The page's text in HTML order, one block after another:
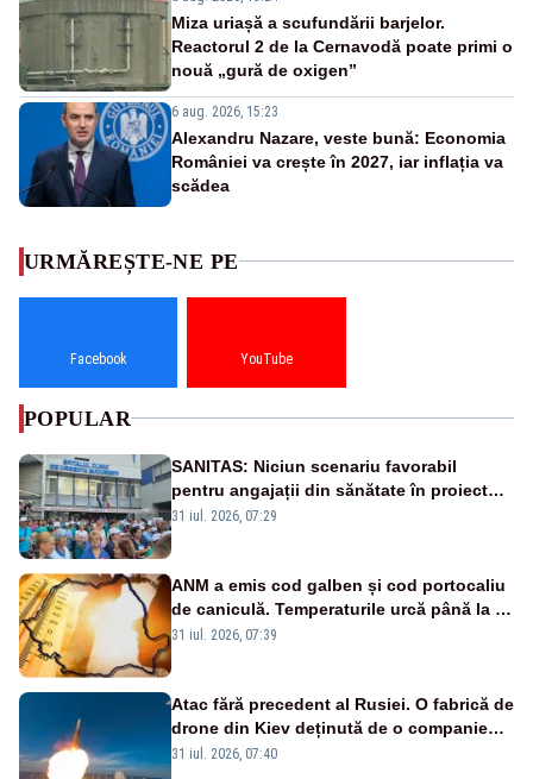
Miza uriașă a scufundării barjelor.
Reactorul 2 de la Cernavodă poate primi o
nouă „gură de oxigen”
6 aug. 2026, 15:23
Alexandru Nazare, veste bună: Economia
României va crește în 2027, iar inflația va
scădea
URMĂREȘTE-NE PE
Facebook YouTube
POPULAR
SANITAS: Niciun scenariu favorabil
pentru angajații din sănătate în proiectul
Legii salarizării
31 iul. 2026, 07:29
ANM a emis cod galben și cod portocaliu
de caniculă. Temperaturile urcă până la 38
de grade, iar nopțile devin tropicale
31 iul. 2026, 07:39
Atac fără precedent al Rusiei. O fabrică de
drone din Kiev deținută de o companie
americană, distrusă de o rachetă
31 iul. 2026, 07:40